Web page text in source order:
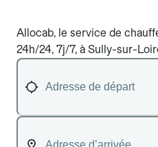
Allocab, le service de
24h/24, 7j/7, à Sully-sur-